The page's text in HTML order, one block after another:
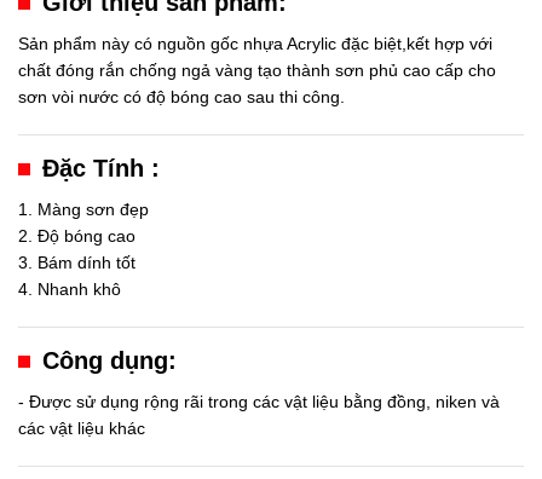
Sản phẩm này có nguồn gốc nhựa Acrylic đặc biệt,kết hợp với
chất đóng rắn chống ngả vàng tạo thành sơn phủ cao cấp cho
sơn vòi nước có độ bóng cao sau thi công.
Đặc Tính :
1. Màng sơn đẹp
2. Độ bóng cao
3. Bám dính tốt
4. Nhanh khô
Công dụng:
- Được sử dụng rộng rãi trong các vật liệu bằng đồng, niken và
các vật liệu khác